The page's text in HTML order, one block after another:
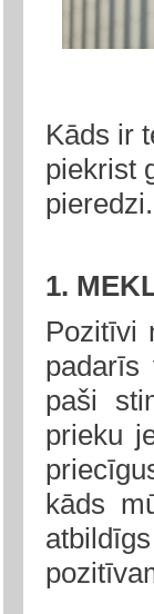
Kāds ir
piekrist
pieredzi.
1.
Pozitīvi
padarīs
paši
prieku
kāds